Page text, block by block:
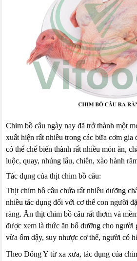
Chim bồ câu ngày nay đã trở thành một
xuất hiện rất nhiều trong các bữa cơm
có thể chế biến thành rất nhiều món ăn,
luộc, quay, nhúng lẩu, chiên, xào hành
Tác dụng của thịt chim bồ câu:
Thịt chim bồ câu chứa rất nhiều dưỡng
nhiều tác dụng đối với cơ thể con người
ràng. Ăn thịt chim bồ câu rất thơm và
được xem là thức ăn bổ dưỡng cho người
vừa ốm dậy, suy nhược cơ thể, người có
Theo Đông Y từ xa xưa, tác dụng của